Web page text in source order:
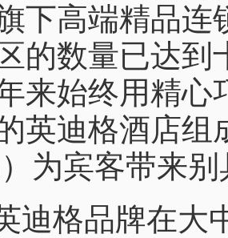
下高端精品连
的数量已达到
来始终用精心
英迪格酒店组
为宾客带来
迪格品牌在大